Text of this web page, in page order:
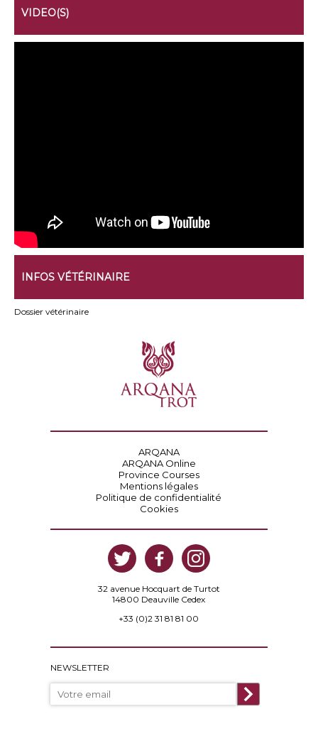
VIDEO(S)
INFOS VÉTÉRINAIRE
Dossier vétérinaire
ARQANA
ARQANA Online
Province Courses
Mentions légales
Politique de confidentialité
Cookies
32 avenue Hocquart de Turtot
14800 Deauville Cedex
+33 (0)2 31 81 81 00
NEWSLETTER